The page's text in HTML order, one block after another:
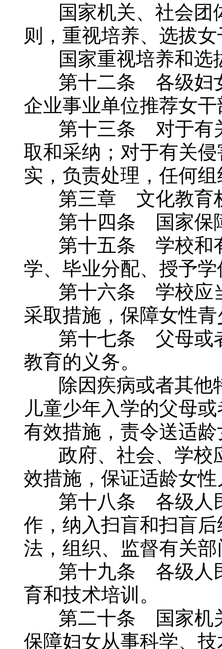
国家机关、社会团
则，重视培养、选拔
国家重视培养和选
第十二条 各级妇女
企业事业单位推荐女干
第十三条 对于有关
取和采纳；对于有关
实，负责处理，任何
第三章 文化教育
第十四条 国家保障
第十五条 学校和有
学、毕业分配、授予
第十六条 学校应当
采取措施，保障女性
第十七条 父母或者
教育的义务。
除因疾病或者其他
儿童少年入学的父母
有效措施，责令送适
政府、社会、学校
效措施，保证适龄女
第十八条 各级人民
作，纳入扫盲和扫盲
法，组织、监督有关
第十九条 各级人民
育和技术培训。
第二十条 国家机关
保障妇女从事科学、